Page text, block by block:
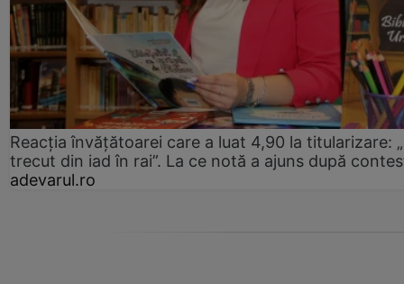
Reacția învățătoarei care a luat 4,90 la titularizare:
trecut din iad în rai”. La ce notă a ajuns după
adevarul.ro